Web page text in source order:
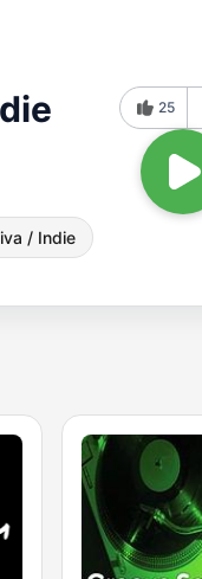
/ Indie
25